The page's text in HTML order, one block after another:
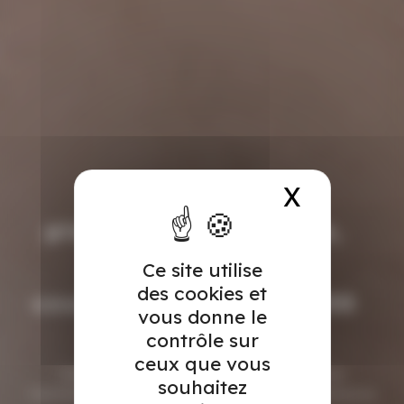
Ce site utilise
des cookies et
vous donne le
contrôle sur
ceux que vous
souhaitez
X
Votre expert en
plomberie, zinguerie,
chauffage et
couverture depuis 1950
Depuis plus de 75 ans, notre entreprise
familiale met son savoir-faire et son expérience